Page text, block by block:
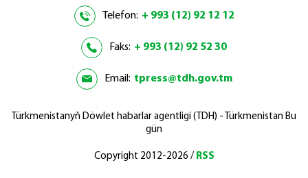
Telefon: + 993 (12) 92 12 12
Faks: + 993 (12) 92 52 30
Email: tpress@tdh.gov.tm
Türkmenistanyň Döwlet habarlar agentligi (TDH) - Türkmenistan Bu
gün
Copyright 2012-2026 / RSS